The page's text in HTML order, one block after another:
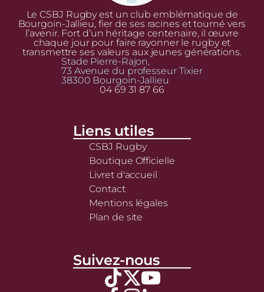
Le CSBJ Rugby est un club emblématique de
Bourgoin-Jallieu, fier de ses racines et tourné vers
l’avenir. Fort d’un héritage centenaire, il œuvre
chaque jour pour faire rayonner le rugby et
transmettre ses valeurs aux jeunes générations.
Stade Pierre-Rajon,
73 Avenue du professeur Tixier
38300 Bourgoin-Jallieu
04 69 31 87 66
Liens utiles
CSBJ Rugby
Boutique Officielle
Livret d'accueil
Contact
Mentions légales
Plan de site
Suivez-nous